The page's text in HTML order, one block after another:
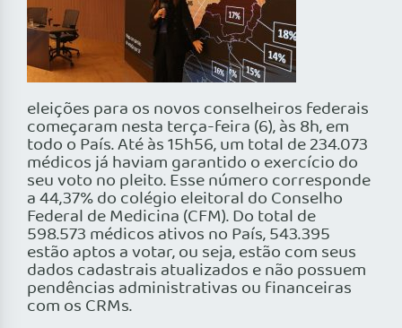
eleições para os novos conselheiros federais
começaram nesta terça-feira (6), às 8h, em
todo o País. Até às 15h56, um total de 234.073
médicos já haviam garantido o exercício do
seu voto no pleito. Esse número corresponde
a 44,37% do colégio eleitoral do Conselho
Federal de Medicina (CFM). Do total de
598.573 médicos ativos no País, 543.395
estão aptos a votar, ou seja, estão com seus
dados cadastrais atualizados e não possuem
pendências administrativas ou financeiras
com os CRMs.